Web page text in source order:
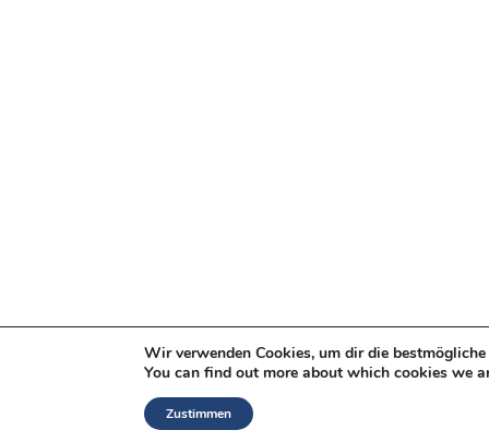
Wir verwenden Cookies, um dir die
You can find out more about which cookies we
Zustimmen